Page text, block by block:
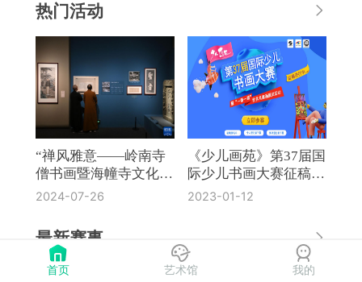
热门活动
“禅风雅意——岭南寺
僧书画暨海幢寺文化
展”在国博开幕
2024-07-26
《少儿画苑》第37届国
际少儿书画大赛征稿通
知
2023-01-12
最新赛事
《奔流·小作家》第8届全国中
首页 艺术馆 我的